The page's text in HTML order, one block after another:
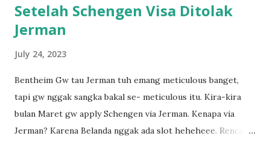
Setelah Schengen Visa Ditolak
Jerman
July 24, 2023
Bentheim Gw tau Jerman tuh emang meticulous banget,
tapi gw nggak sangka bakal se- meticulous itu. Kira-kira
bulan Maret gw apply Schengen via Jerman. Kenapa via
Jerman? Karena Belanda nggak ada slot heheheee. Rencana